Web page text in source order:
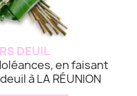
DEUIL
en faisant
à LA RÉUNION